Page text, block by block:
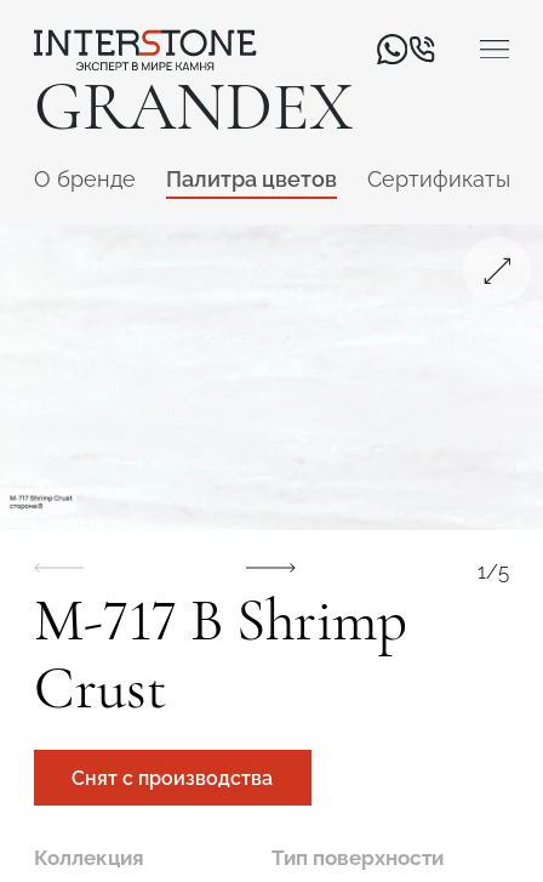
GRANDEX
O бренде Палитра цветов Сертификаты
1/5
M-717 B Shrimp
Crust
Снят с производства
Коллекция Тип поверхности
Подтвердите, что вы не робот
ОТПРАВИТЬ